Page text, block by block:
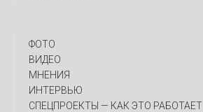
ФОТО
ВИДЕО
МНЕНИЯ
ИНТЕРВЬЮ
CПЕЦПРОЕКТЫ — КАК ЭТО РАБОТАЕТ